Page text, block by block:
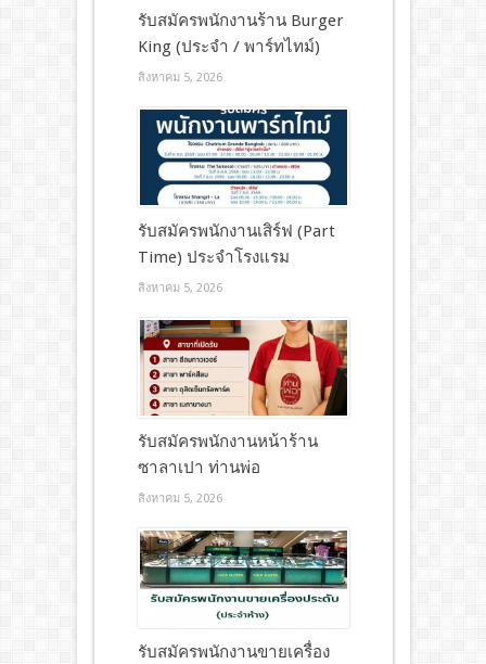
รับสมัครพนักงานร้าน Burger
King (ประจำ / พาร์ทไทม์)
สิงหาคม 5, 2026
รับสมัครพนักงานเสิร์ฟ (Part
Time) ประจำโรงแรม
สิงหาคม 5, 2026
รับสมัครพนักงานหน้าร้าน
ซาลาเปา ท่านพ่อ
สิงหาคม 5, 2026
รับสมัครพนักงานขายเครื่อง